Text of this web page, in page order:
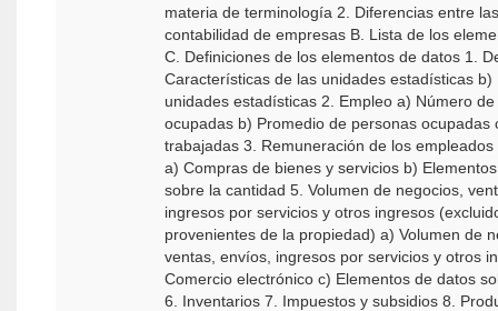
materia de terminología 2. Diferencias entre
contabilidad de empresas B. Lista de los
C. Definiciones de los elementos de datos 1.
Características de las unidades estadísticas b) Número de
unidades estadísticas 2. Empleo a) Número de personas
ocupadas b) Promedio de personas ocupadas
trabajadas 3. Remuneración de los
a) Compras de bienes y servicios b)
sobre la cantidad 5. Volumen de negocios,
ingresos por servicios y otros ingresos
provenientes de la propiedad) a) Volumen de
ventas, envíos, ingresos por servicios y otros
Comercio electrónico c) Elementos de datos
6. Inventarios 7. Impuestos y subsidios 8.